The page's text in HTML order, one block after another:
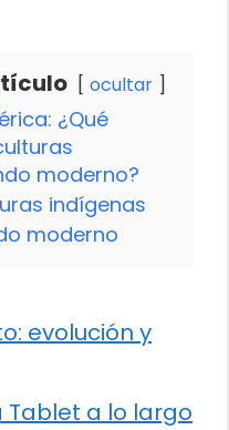
ocultar
¿Qué
moderno?
indígenas
moderno
evolución y
Tablet a lo largo